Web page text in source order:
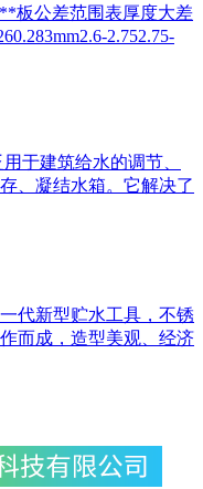
板公差范围表厚度大差
2.752.75-
建筑给水的调节、
、凝结水箱。它解决了
代新型贮水工具，不锈
而成，造型美观、经济